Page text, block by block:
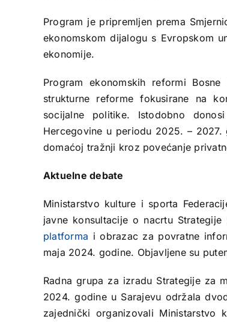
Program je pripremljen prema
ekonomskom dijalogu s Evropskom
ekonomije.
Program ekonomskih reformi
strukturne reforme fokusirane na
socijalne politike. Istodobno
Hercegovine u periodu 2025. –
domaćoj tražnji kroz povećanje
Aktuelne debate
Ministarstvo kulture i sporta
javne konsultacije o nacrtu
platforma i obrazac za povratne
maja 2024. godine. Objavljene su
Radna grupa za izradu Strategije za
2024. godine u Sarajevu održala
zajednički organizovali Ministarstvo